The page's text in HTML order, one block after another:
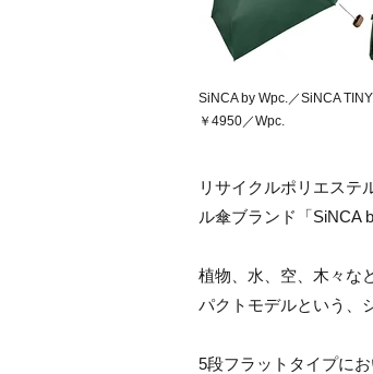
SiNCA by Wpc.／SiNCA
￥4950／Wpc.
リサイクルポリエステ
ル傘ブランド「SiNCA
植物、水、空、木々な
パクトモデルという、
5段フラットタイプに